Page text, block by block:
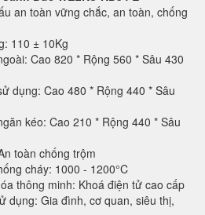
an toàn vững chắc, an toàn, chống
110 ± 10Kg
Cao 820 * Rộng 560 * Sâu 430
dụng: Cao 480 * Rộng 440 * Sâu
kéo: Cao 210 * Rộng 440 * Sâu
toàn chống trộm
cháy: 1000 - 1200°C
thông minh: Khoá điện tử cao cấp
dụng: Gia đình, cơ quan, siêu thị,